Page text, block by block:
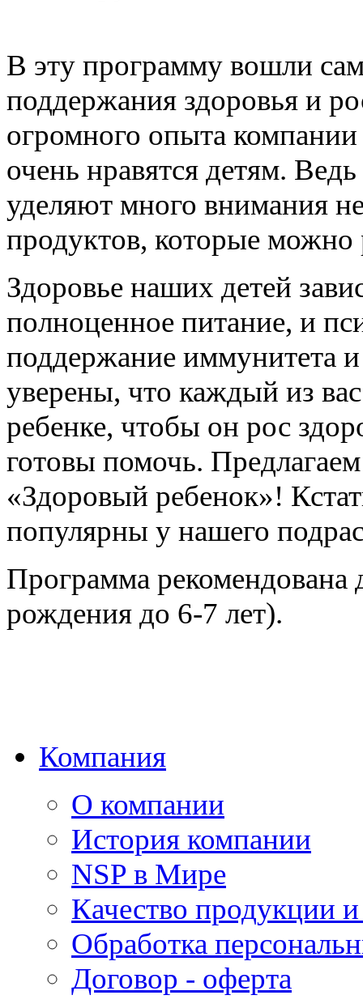
В эту программу вошли
поддержания здоровья и
огромного опыта
очень нравятся детям.
уделяют много внимания
продуктов, которые можно
Здоровье наших детей
полноценное питание, и
поддержание иммунитета
уверены, что каждый из вас
ребенке, чтобы он рос
готовы помочь.
«Здоровый ребенок»!
популярны у нашего
Программа рекомендована
рождения до 6-7 лет).
Компания
О компании
История компании
NSP в Мире
Качество продукции
Обработка
Договор - оферта